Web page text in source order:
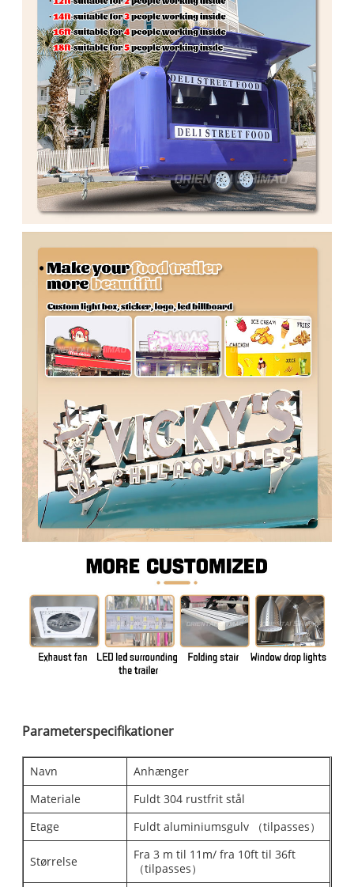
Parameterspecifikationer
Navn
Anhænger
Materiale
Fuldt 304 rustfrit stål
Etage
Fuldt aluminiumsgulv （tilpasses）
Størrelse
Fra 3 m til 11m/ fra 10ft til 36ft
（tilpasses）